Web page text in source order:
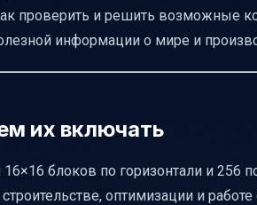
проверить и решить возможные
информации о мире и
их включать
блоков по горизонтали и 256
оптимизации и